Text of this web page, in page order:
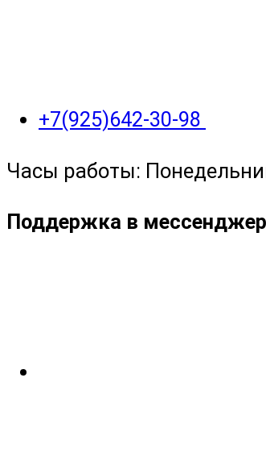
+7(925)642-30-98
Часы работы:
Поддержка в